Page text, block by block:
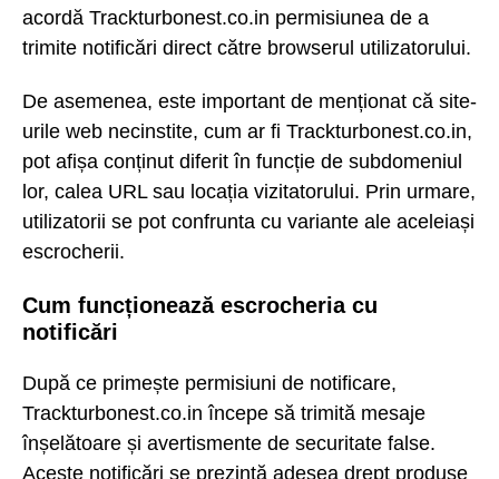
acordă Trackturbonest.co.in permisiunea de a
trimite notificări direct către browserul utilizatorului.
De asemenea, este important de menționat că site-
urile web necinstite, cum ar fi Trackturbonest.co.in,
pot afișa conținut diferit în funcție de subdomeniul
lor, calea URL sau locația vizitatorului. Prin urmare,
utilizatorii se pot confrunta cu variante ale aceleiași
escrocherii.
Cum funcționează escrocheria cu
notificări
După ce primește permisiuni de notificare,
Trackturbonest.co.in începe să trimită mesaje
înșelătoare și avertismente de securitate false.
Aceste notificări se prezintă adesea drept produse